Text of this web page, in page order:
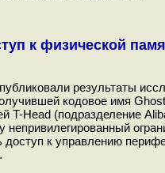
к физической
результаты
кодовое имя
T-Head (подразделение
к управлению